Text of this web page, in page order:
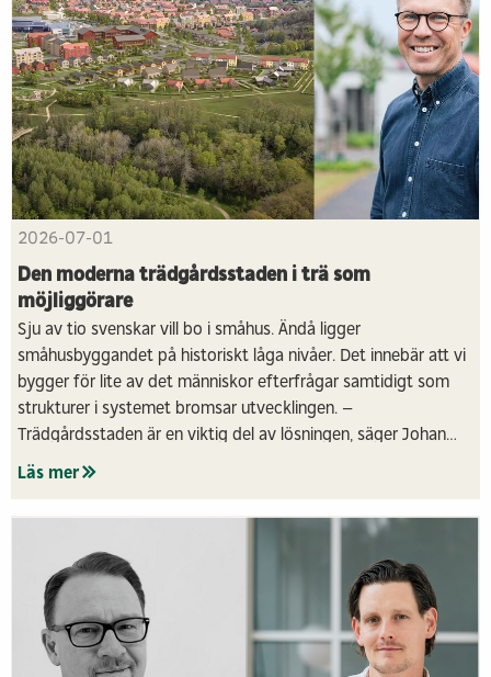
2026-07-01
Den moderna trädgårdsstaden i trä som
möjliggörare
Sju av tio svenskar vill bo i småhus. Ändå ligger
småhusbyggandet på historiskt låga nivåer. Det innebär att vi
bygger för lite av det människor efterfrågar samtidigt som
strukturer i systemet bromsar utvecklingen. –
Trädgårdsstaden är en viktig del av lösningen, säger Johan
Winroth, vd Derome Hus.
Läs mer